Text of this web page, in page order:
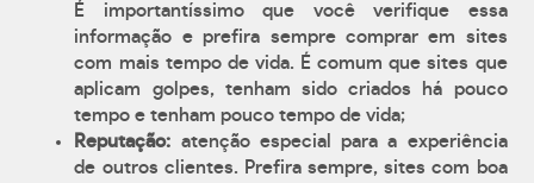
É importantíssimo que você verifique essa
informação e prefira sempre comprar em sites
com mais tempo de vida. É comum que sites que
aplicam golpes, tenham sido criados há pouco
tempo e tenham pouco tempo de vida;
Reputação: atenção especial para a experiência
de outros clientes. Prefira sempre, sites com boa